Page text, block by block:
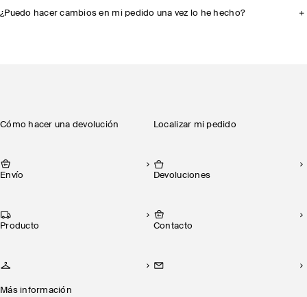
¿Puedo hacer cambios en mi pedido una vez lo he hecho?
Cómo hacer una devolución Localizar mi pedido
Envío Devoluciones
Producto Contacto
Más información